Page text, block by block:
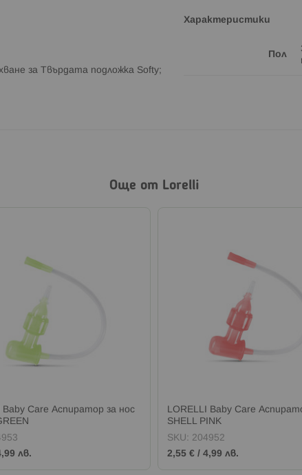
за Твърдата подложка Softy;
Характеристики
Пол
Още от Lorelli
Baby Care Аспиратор за нос
лв.
LORELLI Baby Care
SHELL PINK
SKU: 204952
2,55 € / 4,99 лв.